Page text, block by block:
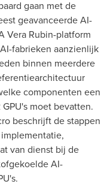
gaan met de
geavanceerde AI-
Vera Rubin-platform
fabrieken aanzienlijk
binnen meerdere
componenten een
moet bevatten.
beschrijft de stappen
van dienst bij de
AI-